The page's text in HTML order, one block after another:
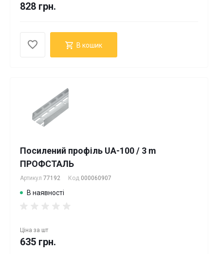
828 грн.
В кошик
Посилений профіль UA-100 / 3 m
ПРОФСТАЛЬ
Артикул 77192 Код 000060907
В наявності
Ціна за шт
635 грн.